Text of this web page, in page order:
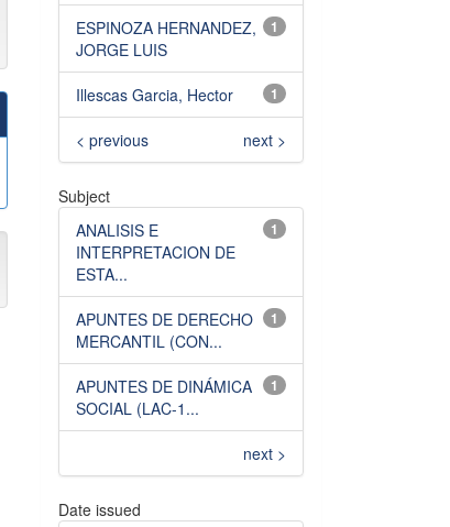
1
ESPINOZA HERNANDEZ,
JORGE LUIS
1
Illescas Garcia, Hector
< previous next >
Subject
1
ANALISIS E
INTERPRETACION DE
ESTA...
1
APUNTES DE DERECHO
MERCANTIL (CON...
1
APUNTES DE DINÁMICA
SOCIAL (LAC-1...
next >
Date issued